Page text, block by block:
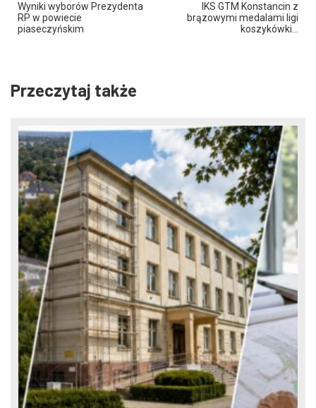
Wyniki wyborów Prezydenta
RP w powiecie
piaseczyńskim
IKS GTM Konstancin z
brązowymi medalami ligi
koszykówki…
Przeczytaj także